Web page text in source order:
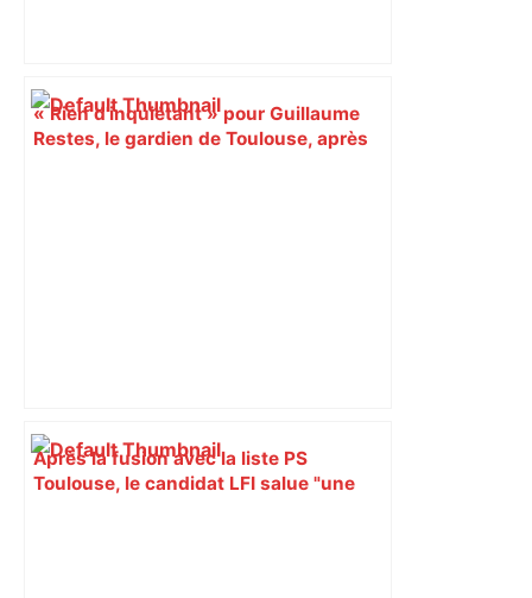
« Rien d'inquiétant » pour Guillaume
Restes, le gardien de Toulouse, après
Après la fusion avec la liste PS
Toulouse, le candidat LFI salue "une